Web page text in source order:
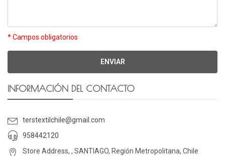
* Campos obligatorios
INFORMACIÓN DEL CONTACTO
terstextilchile@gmail.com
958442120
Store Address, , SANTIAGO, Región Metropolitana, Chile